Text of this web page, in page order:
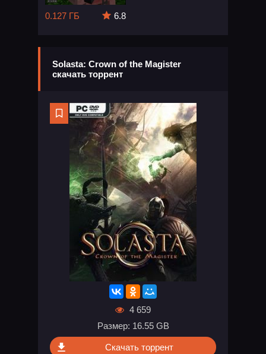
0.127 ГБ
6.8
Solasta: Crown of the Magister
скачать торрент
4 659
Размер: 16.55 GB
Скачать торрент